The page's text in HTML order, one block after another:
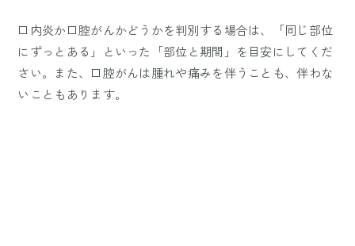
口内炎か口腔がんかどうかを判別する場合は、「同じ部位
にずっとある」といった「部位と期間」を目安にしてくだ
さい。また、口腔がんは腫れや痛みを伴うことも、伴わな
いこともあります。